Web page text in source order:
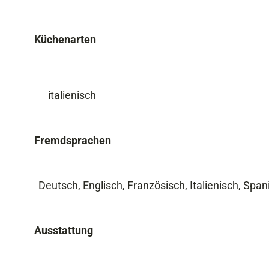
Küchenarten
italienisch
Fremdsprachen
Deutsch, Englisch, Französisch, Italienisch,
Ausstattung